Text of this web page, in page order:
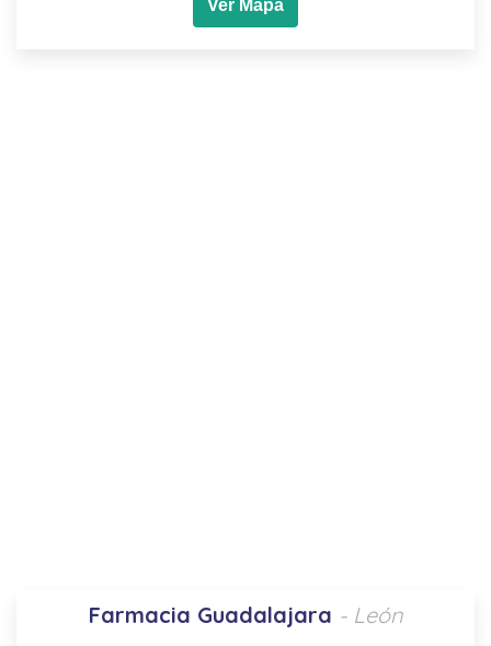
Ver Mapa
Farmacia Guadalajara - León